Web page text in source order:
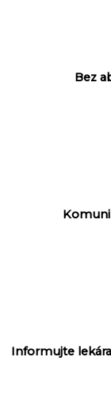
Bez
Informujte